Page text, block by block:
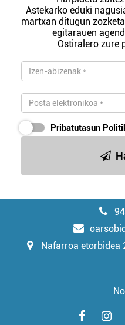
Astekarko eduki
martxan ditugun
egitarauen
Ostiralero zure
Pribatutasun
Nafarroa etorbidea